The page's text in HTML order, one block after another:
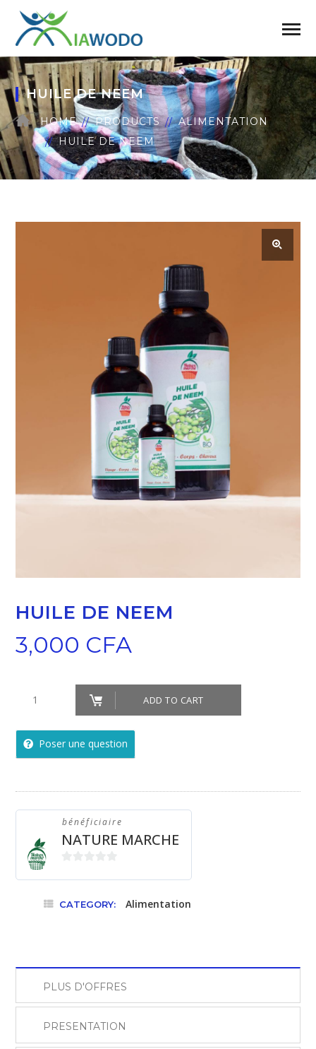
HUILE DE NEEM
HOME PRODUCTS
ALIMENTATION
HUILE DE NEEM
HUILE DE NEEM
3,000 CFA
Huile
neem
quantity
ADD TO CART
Poser une question
bénéficiaire
NATURE MARCHE
5
CATEGORY: Alimentation
PLUS D'OFFRES
PRESENTATION